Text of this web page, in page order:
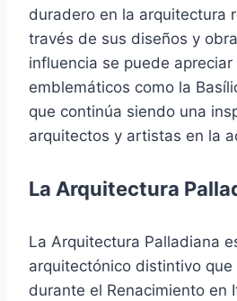
duradero en la arquitectura
través de sus diseños y
influencia se puede
emblemáticos como la
que continúa siendo una
arquitectos y artistas en la
La Arquitectura
La Arquitectura Palladiana
arquitectónico distintivo
durante el Renacimiento en